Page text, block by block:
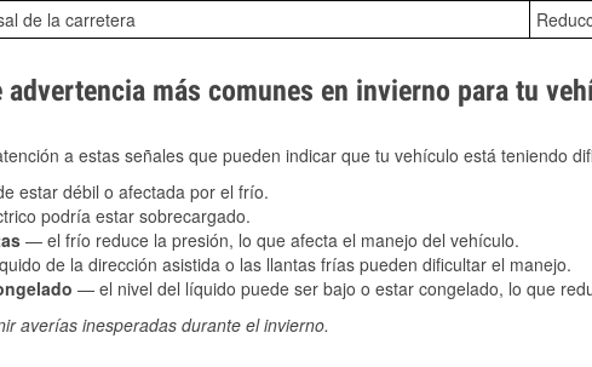
de la carretera
más comunes en invierno para tu
a estas señales que pueden indicar que tu vehículo está teniendo
estar débil o afectada por el frío.
podría estar sobrecargado.
— el frío reduce la presión, lo que afecta el manejo del vehículo.
de la dirección asistida o las llantas frías pueden dificultar el manejo.
— el nivel del líquido puede ser bajo o estar congelado, lo que
averías inesperadas durante el invierno.